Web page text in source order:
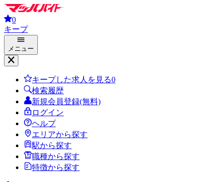
0
キープ
メニュー
キープした求人を見る0
検索履歴
新規会員登録(無料)
ログイン
ヘルプ
エリアから探す
駅から探す
職種から探す
特徴から探す